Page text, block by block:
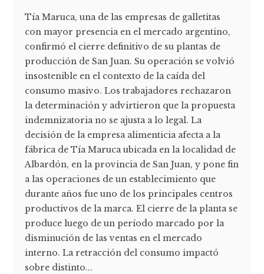
Tía Maruca, una de las empresas de galletitas
con mayor presencia en el mercado argentino,
confirmó el cierre definitivo de su plantas de
producción de San Juan. Su operación se volvió
insostenible en el contexto de la caída del
consumo masivo. Los trabajadores rechazaron
la determinación y advirtieron que la propuesta
indemnizatoria no se ajusta a lo legal. La
decisión de la empresa alimenticia afecta a la
fábrica de Tía Maruca ubicada en la localidad de
Albardón, en la provincia de San Juan, y pone fin
a las operaciones de un establecimiento que
durante años fue uno de los principales centros
productivos de la marca. El cierre de la planta se
produce luego de un período marcado por la
disminución de las ventas en el mercado
interno. La retracción del consumo impactó
sobre distinto...